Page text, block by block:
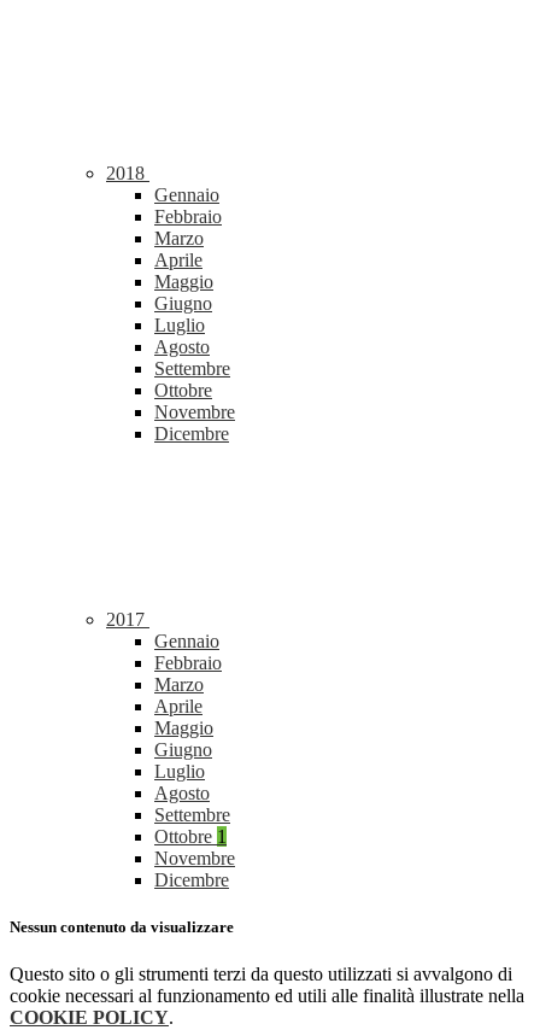
2018
Gennaio
Febbraio
Marzo
Aprile
Maggio
Giugno
Luglio
Agosto
Settembre
Ottobre
Novembre
Dicembre
2017
Gennaio
Febbraio
Marzo
Aprile
Maggio
Giugno
Luglio
Agosto
Settembre
Ottobre 1
Novembre
Dicembre
Nessun contenuto da visualizzare
Questo sito o gli strumenti terzi da questo utilizzati si avvalgono di
cookie necessari al funzionamento ed utili alle finalità illustrate nella
COOKIE POLICY.